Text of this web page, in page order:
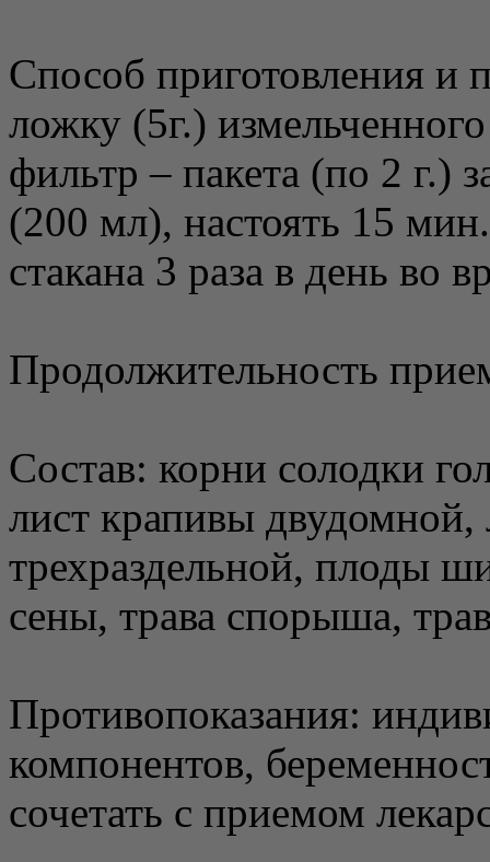
Способ приготовления и
ложку (5г.)
фильтр – пакета (по 2 г.)
(200 мл), настоять 15
стакана 3 раза в день во
Продолжительность
Состав: корни солодки
лист крапивы двудомной,
трехраздельной, плоды
сены, трава спорыша,
Противопоказания:
компонентов,
сочетать с приемом